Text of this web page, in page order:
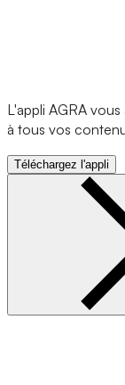
L'appli AGRA
à tous vos
Téléchargez l'appli